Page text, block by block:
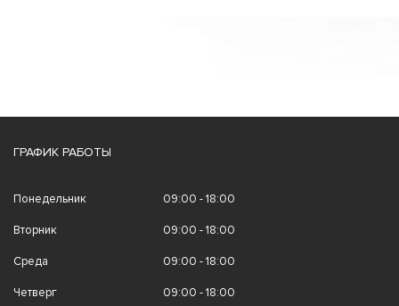
ГРАФИК РАБОТЫ
Понедельник 09:00 - 18:00
Вторник 09:00 - 18:00
Среда 09:00 - 18:00
Четверг 09:00 - 18:00